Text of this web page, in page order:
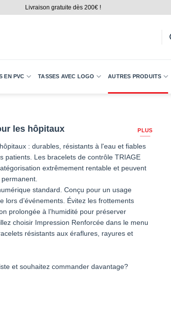
Livraison gratuite dès 200€ !
EN PVC TASSES AVEC LOGO AUTRES PRODUITS
les hôpitaux PLUS
: durables, résistants à l'eau et fiables
patients. Les bracelets de contrôle TRIAGE
extrêmement rentable et peuvent
standard. Conçu pour un usage
lors d’événements. Évitez les frottements
prolongée à l’humidité pour préserver
choisir Impression Renforcée dans le menu
résistants aux éraflures, rayures et
et souhaitez commander davantage?